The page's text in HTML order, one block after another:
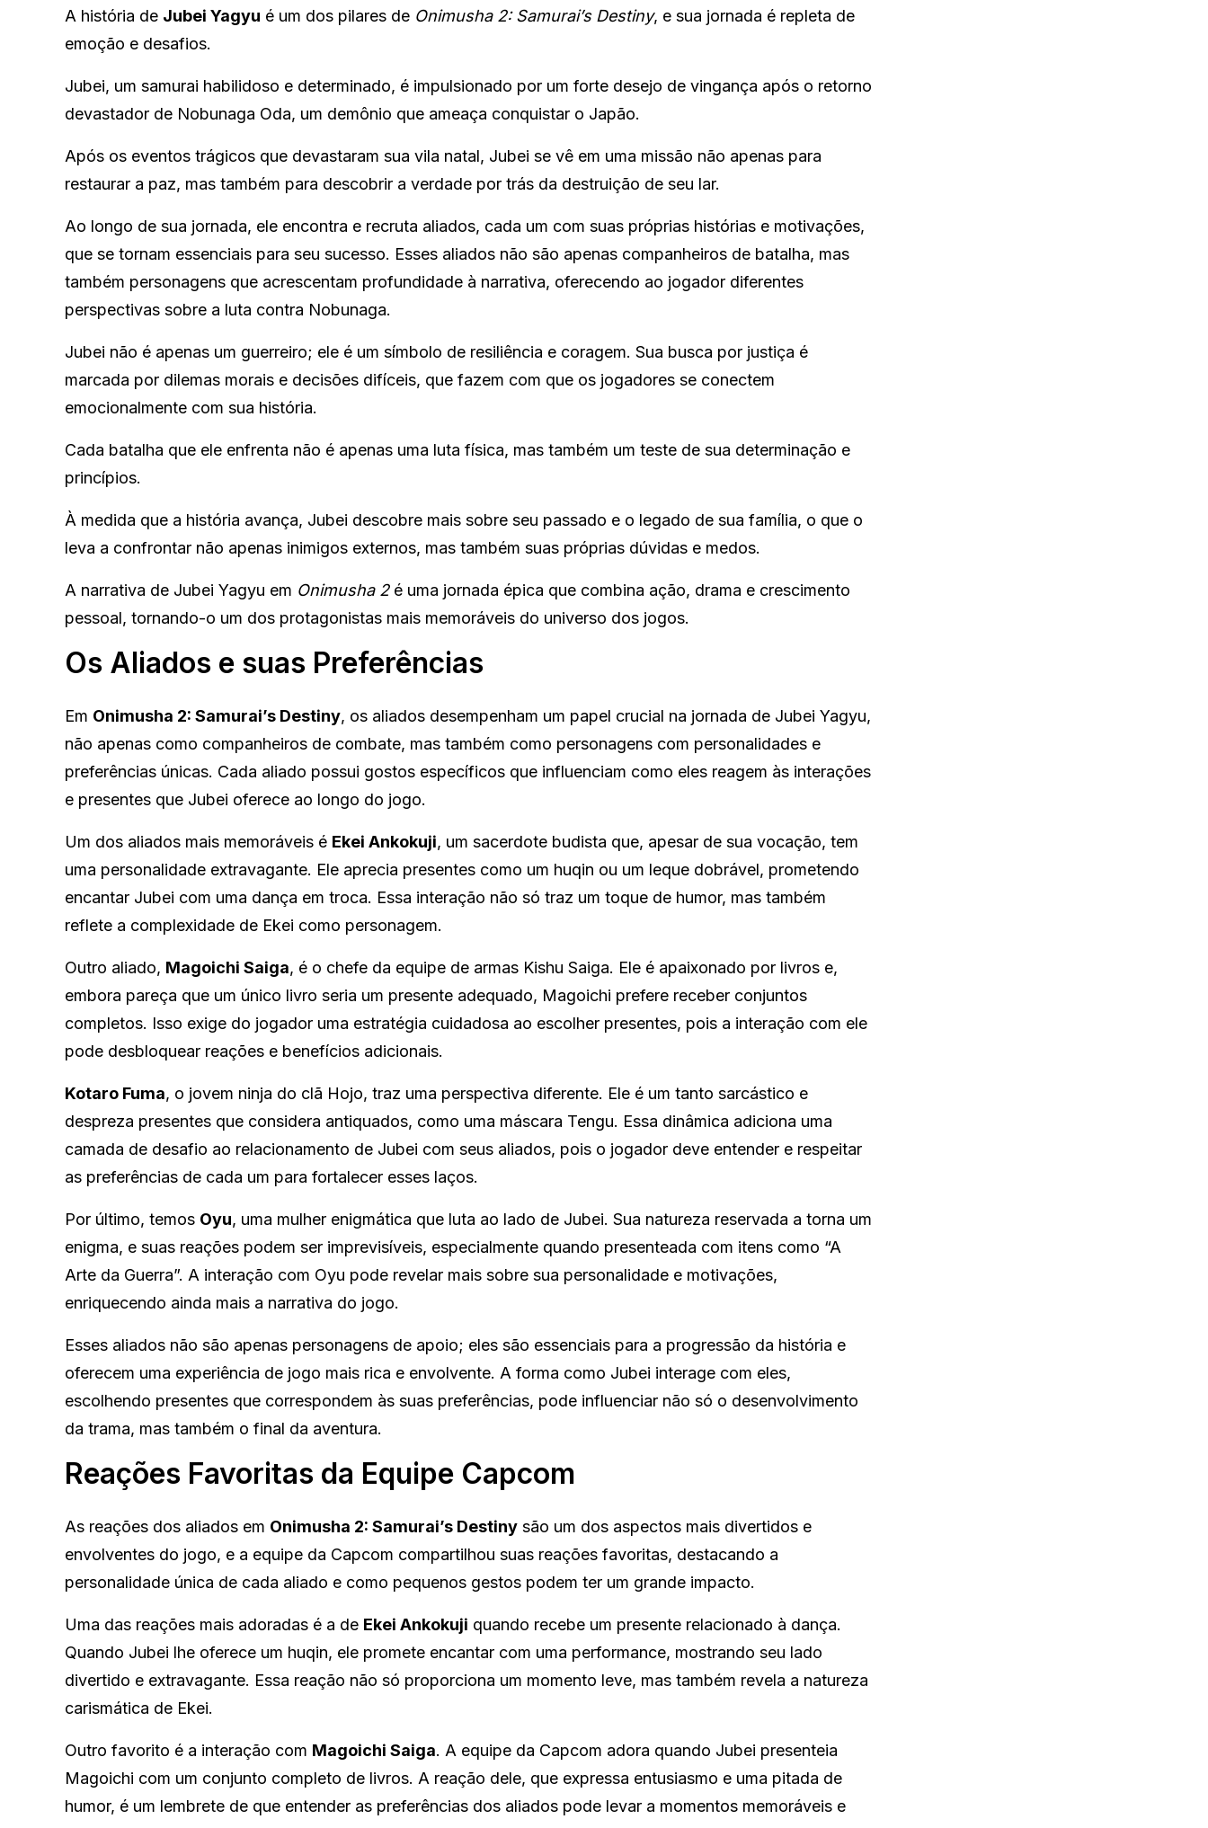
A história de Jubei Yagyu é um dos pilares de Onimusha 2: Samurai’s Destiny, e sua jornada é repleta de
emoção e desafios.
Jubei, um samurai habilidoso e determinado, é impulsionado por um forte desejo de vingança após o retorno
devastador de Nobunaga Oda, um demônio que ameaça conquistar o Japão.
Após os eventos trágicos que devastaram sua vila natal, Jubei se vê em uma missão não apenas para
restaurar a paz, mas também para descobrir a verdade por trás da destruição de seu lar.
Ao longo de sua jornada, ele encontra e recruta aliados, cada um com suas próprias histórias e motivações,
que se tornam essenciais para seu sucesso. Esses aliados não são apenas companheiros de batalha, mas
também personagens que acrescentam profundidade à narrativa, oferecendo ao jogador diferentes
perspectivas sobre a luta contra Nobunaga.
Jubei não é apenas um guerreiro; ele é um símbolo de resiliência e coragem. Sua busca por justiça é
marcada por dilemas morais e decisões difíceis, que fazem com que os jogadores se conectem
emocionalmente com sua história.
Cada batalha que ele enfrenta não é apenas uma luta física, mas também um teste de sua determinação e
princípios.
À medida que a história avança, Jubei descobre mais sobre seu passado e o legado de sua família, o que o
leva a confrontar não apenas inimigos externos, mas também suas próprias dúvidas e medos.
A narrativa de Jubei Yagyu em Onimusha 2é uma jornada épica que combina ação, drama e crescimento
pessoal, tornando-o um dos protagonistas mais memoráveis do universo dos jogos.
Os Aliados e suas Preferências
Em Onimusha 2: Samurai’s Destiny, os aliados desempenham um papel crucial na jornada de Jubei Yagyu,
não apenas como companheiros de combate, mas também como personagens com personalidades e
preferências únicas. Cada aliado possui gostos específicos que influenciam como eles reagem às interações
e presentes que Jubei oferece ao longo do jogo.
Um dos aliados mais memoráveis é Ekei Ankokuji, um sacerdote budista que, apesar de sua vocação, tem
uma personalidade extravagante. Ele aprecia presentes como um huqin ou um leque dobrável, prometendo
encantar Jubei com uma dança em troca. Essa interação não só traz um toque de humor, mas também
reflete a complexidade de Ekei como personagem.
Outro aliado, Magoichi Saiga, é o chefe da equipe de armas Kishu Saiga. Ele é apaixonado por livros e,
embora pareça que um único livro seria um presente adequado, Magoichi prefere receber conjuntos
completos. Isso exige do jogador uma estratégia cuidadosa ao escolher presentes, pois a interação com ele
pode desbloquear reações e benefícios adicionais.
Kotaro Fuma, o jovem ninja do clã Hojo, traz uma perspectiva diferente. Ele é um tanto sarcástico e
despreza presentes que considera antiquados, como uma máscara Tengu. Essa dinâmica adiciona uma
camada de desafio ao relacionamento de Jubei com seus aliados, pois o jogador deve entender e respeitar
as preferências de cada um para fortalecer esses laços.
Por último, temos Oyu, uma mulher enigmática que luta ao lado de Jubei. Sua natureza reservada a torna um
enigma, e suas reações podem ser imprevisíveis, especialmente quando presenteada com itens como “A
Arte da Guerra”. A interação com Oyu pode revelar mais sobre sua personalidade e motivações,
enriquecendo ainda mais a narrativa do jogo.
Esses aliados não são apenas personagens de apoio; eles são essenciais para a progressão da história e
oferecem uma experiência de jogo mais rica e envolvente. A forma como Jubei interage com eles,
escolhendo presentes que correspondem às suas preferências, pode influenciar não só o desenvolvimento
da trama, mas também o final da aventura.
Reações Favoritas da Equipe Capcom
As reações dos aliados em Onimusha 2: Samurai’s Destiny são um dos aspectos mais divertidos e
envolventes do jogo, e a equipe da Capcom compartilhou suas reações favoritas, destacando a
personalidade única de cada aliado e como pequenos gestos podem ter um grande impacto.
Uma das reações mais adoradas é a de Ekei Ankokuji quando recebe um presente relacionado à dança.
Quando Jubei lhe oferece um huqin, ele promete encantar com uma performance, mostrando seu lado
divertido e extravagante. Essa reação não só proporciona um momento leve, mas também revela a natureza
carismática de Ekei.
Outro favorito é a interação com Magoichi Saiga. A equipe da Capcom adora quando Jubei presenteia
Magoichi com um conjunto completo de livros. A reação dele, que expressa entusiasmo e uma pitada de
humor, é um lembrete de que entender as preferências dos aliados pode levar a momentos memoráveis e